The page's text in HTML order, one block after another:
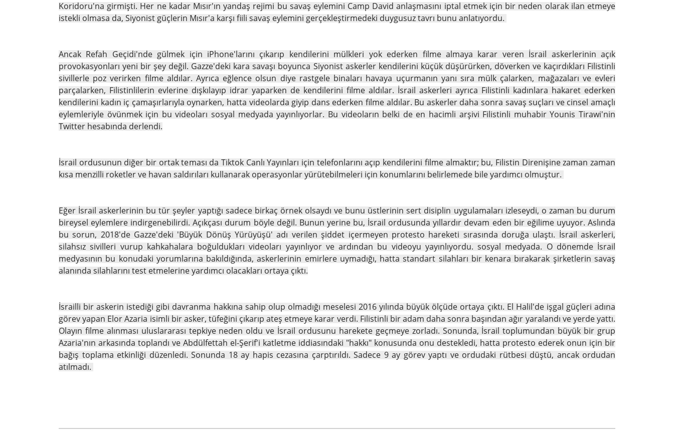
Koridoru'na girmişti. Her ne kadar Mısır'ın yandaş rejimi bu savaş eylemini Camp David anlaşmasını iptal etmek için bir neden olarak ilan etmeye
istekli olmasa da, Siyonist güçlerin Mısır'a karşı fiili savaş eylemini gerçekleştirmedeki duygusuz tavrı bunu anlatıyordu.
Ancak Refah Geçidi'nde gülmek için iPhone'larını çıkarıp kendilerini mülkleri yok ederken filme almaya karar veren İsrail askerlerinin açık
provokasyonları yeni bir şey değil. Gazze'deki kara savaşı boyunca Siyonist askerler kendilerini küçük düşürürken, döverken ve kaçırdıkları Filistinli
sivillerle poz verirken filme aldılar. Ayrıca eğlence olsun diye rastgele binaları havaya uçurmanın yanı sıra mülk çalarken, mağazaları ve evleri
parçalarken, Filistinlilerin evlerine dışkılayıp idrar yaparken de kendilerini filme aldılar. İsrail askerleri ayrıca Filistinli kadınlara hakaret ederken
kendilerini kadın iç çamaşırlarıyla oynarken, hatta videolarda giyip dans ederken filme aldılar. Bu askerler daha sonra savaş suçları ve cinsel amaçlı
eylemleriyle övünmek için bu videoları sosyal medyada yayınlıyorlar. Bu videoların belki de en hacimli arşivi Filistinli muhabir Younis Tirawi'nin
Twitter hesabında derlendi.
İsrail ordusunun diğer bir ortak teması da Tiktok Canlı Yayınları için telefonlarını açıp kendilerini filme almaktır; bu, Filistin Direnişine zaman zaman
kısa menzilli roketler ve havan saldırıları kullanarak operasyonlar yürütebilmeleri için konumlarını belirlemede bile yardımcı olmuştur.
Eğer İsrail askerlerinin bu tür şeyler yaptığı sadece birkaç örnek olsaydı ve bunu üstlerinin sert disiplin uygulamaları izleseydi, o zaman bu durum
bireysel eylemlere indirgenebilirdi. Açıkçası durum böyle değil. Bunun yerine bu, İsrail ordusunda yıllardır devam eden bir eğilime uyuyor. Aslında
bu sorun, 2018'de Gazze'deki 'Büyük Dönüş Yürüyüşü' adı verilen şiddet içermeyen protesto hareketi sırasında doruğa ulaştı. İsrail askerleri,
silahsız sivilleri vurup kahkahalara boğuldukları videoları yayınlıyor ve ardından bu videoyu yayınlıyordu. sosyal medyada. O dönemde İsrail
medyasının bu konudaki yorumlarına bakıldığında, askerlerinin emirlere uymadığı, hatta standart silahları bir kenara bırakarak şirketlerin savaş
alanında silahlarını test etmelerine yardımcı olacakları ortaya çıktı.
İsrailli bir askerin istediği gibi davranma hakkına sahip olup olmadığı meselesi 2016 yılında büyük ölçüde ortaya çıktı. El Halil'de işgal güçleri adına
görev yapan Elor Azaria isimli bir asker, tüfeğini çıkarıp ateş etmeye karar verdi. Filistinli bir adam daha sonra başından ağır yaralandı ve yerde yattı.
Olayın filme alınması uluslararası tepkiye neden oldu ve İsrail ordusunu harekete geçmeye zorladı. Sonunda, İsrail toplumundan büyük bir grup
Azaria'nın arkasında toplandı ve Abdülfettah el-Şerif'i katletme iddiasındaki "hakkı" konusunda onu destekledi, hatta protesto ederek onun için bir
bağış toplama etkinliği düzenledi. Sonunda 18 ay hapis cezasına çarptırıldı. Sadece 9 ay görev yaptı ve ordudaki rütbesi düştü, ancak ordudan
atılmadı.